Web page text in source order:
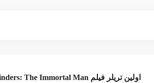
اولین تریلر فیلم Peaky Blinders: The Immortal Man منتشر شد